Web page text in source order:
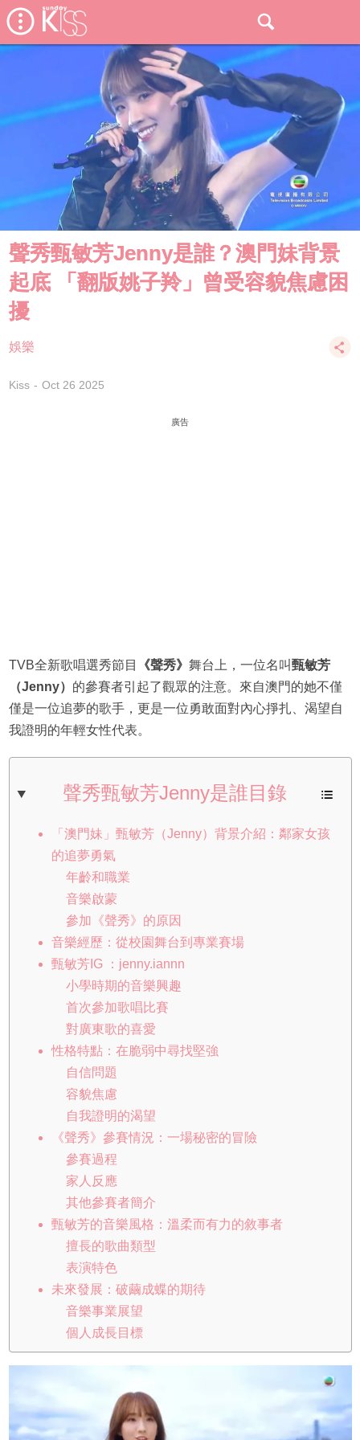
聲秀甄敏芳Jenny是誰？澳門妹背景
起底 「翻版姚子羚」曾受容貌焦慮困
擾
娛樂
Kiss Oct 26 2025
廣告
TVB全新歌唱選秀節目 《聲秀》 舞台上，一位名叫甄敏芳
（Jenny） 的參賽者引起了觀眾的注意。來自澳門的她不僅
僅是一位追夢的歌手，更是一位勇敢面對內心掙扎、渴望自
我證明的年輕女性代表。
聲秀甄敏芳Jenny是誰目錄
「澳門妹」甄敏芳（Jenny）背景介紹：鄰家女孩
的追夢勇氣
年齡和職業
音樂啟蒙
參加《聲秀》的原因
音樂經歷：從校園舞台到專業賽場
甄敏芳IG ：jenny.iannn
小學時期的音樂興趣
首次參加歌唱比賽
對廣東歌的喜愛
性格特點：在脆弱中尋找堅強
自信問題
容貌焦慮
自我證明的渴望
《聲秀》參賽情況：一場秘密的冒險
參賽過程
家人反應
其他參賽者簡介
甄敏芳的音樂風格：溫柔而有力的敘事者
擅長的歌曲類型
表演特色
未來發展：破繭成蝶的期待
音樂事業展望
個人成長目標